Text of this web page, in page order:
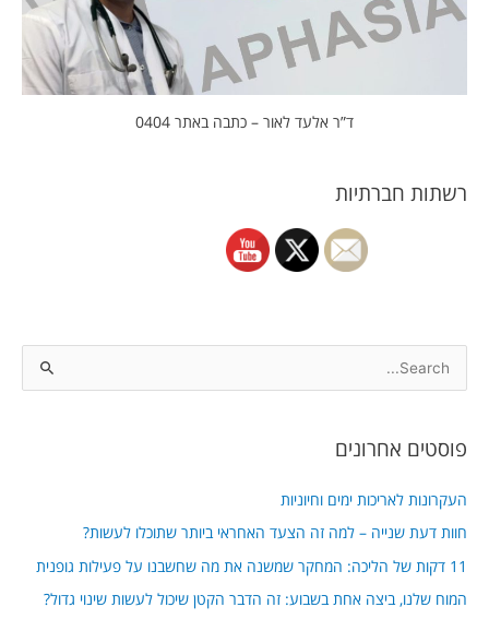
ד”ר אלעד לאור – כתבה באתר 0404
רשתות חברתיות
r
o
r
פוסטים אחרונים
העקרונות לאריכות ימים וחיוניות
חוות דעת שנייה – למה זה הצעד האחראי ביותר שתוכלו לעשות?
11 דקות של הליכה: המחקר שמשנה את מה שחשבנו על פעילות גופנית
המוח שלנו, ביצה אחת בשבוע: זה הדבר הקטן שיכול לעשות שינוי גדול?